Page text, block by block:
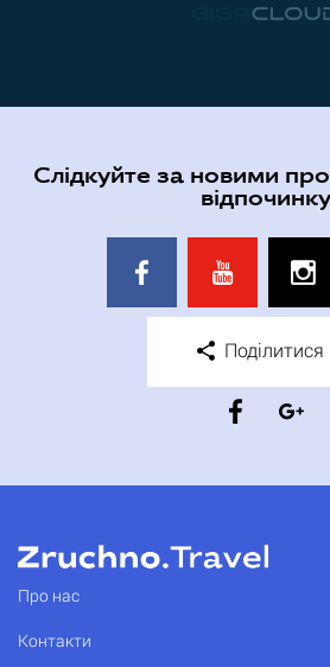
Слідкуйте за новими
відпочинку
Поділитися
Про нас
Контакти